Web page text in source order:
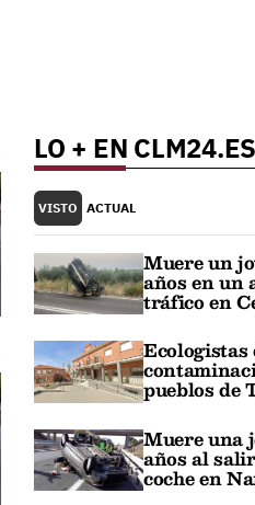
LO + EN CLM24.ES
VISTO ACTUAL
Muere un
años en un
tráfico en
pueblos de
Muere una
años al
coche en